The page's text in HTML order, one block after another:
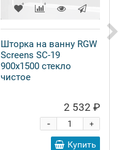
Шторка на ванну RGW
Screens SC-19
900x1500 стекло
чистое
2 532 ₽
+
-
Купить